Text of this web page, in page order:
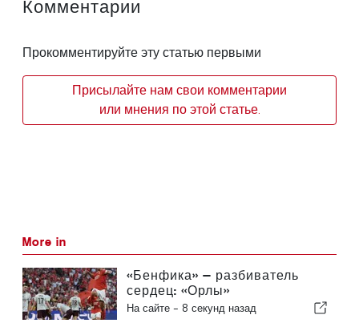
Комментарии
Прокомментируйте эту статью первыми
Присылайте нам свои комментарии
или мнения по этой статье.
More in
«Бенфика» — разбиватель
сердец: «Орлы»
отправляются в Эдинбург,
На сайте - 8 секунд назад